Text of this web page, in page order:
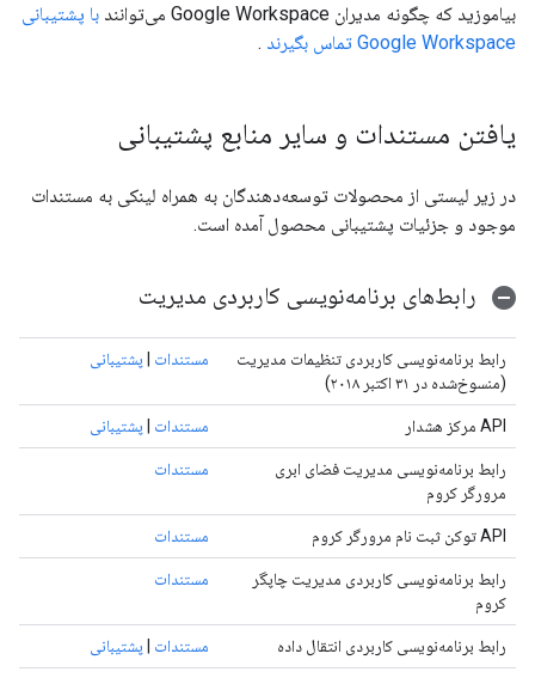
بیاموزید که چگونه مدیران Google Workspace می‌توانند
با پشتیبانی
Google Workspace تماس بگیرند
.
یافتن مستندات و سایر منابع پشتیبانی
در زیر لیستی از محصولات توسعه‌دهندگان به همراه لینکی به مستندات
موجود و جزئیات پشتیبانی محصول آمده است.
رابط‌های برنامه‌نویسی کاربردی مدیریت
رابط برنامه‌نویسی کاربردی تنظیمات مدیریت
(منسوخ‌شده در ۳۱ اکتبر ۲۰۱۸)
مستندات پشتیبانی
API مرکز هشدار مستندات پشتیبانی
رابط برنامه‌نویسی مدیریت فضای ابری
مرورگر کروم
مستندات
API توکن ثبت نام مرورگر کروم مستندات
رابط برنامه‌نویسی کاربردی مدیریت چاپگر
کروم
مستندات
رابط برنامه‌نویسی کاربردی انتقال داده مستندات پشتیبانی